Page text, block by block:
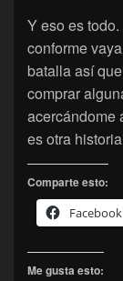
Y eso es
conforme
batalla así
comprar
acercándome
es otra
Comparte esto:
Facebook
Me gusta esto: